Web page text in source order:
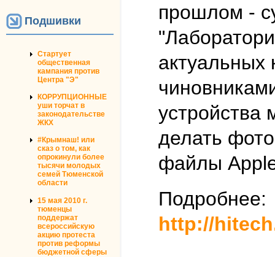
Подшивки
Стартует
общественная
кампания против
Центра "Э"
КОРРУПЦИОННЫЕ
уши торчат в
законодательстве
ЖКХ
#Крымнаш! или
сказ о том, как
опрокинули более
тысячи молодых
семей Тюменской
области
15 мая 2010 г.
тюменцы
поддержат
всероссийскую
акцию протеста
против реформы
бюджетной сферы
прошлом -
актуальных
устройства
делать
файлы
Подробнее:
http://